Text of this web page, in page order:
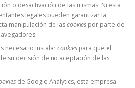
o desactivación de las mismas. Ni esta
legales pueden garantizar la
manipulación de lascookiespor parte de
necesario instalarcookiespara que el
su decisión de no aceptación de las
de Google Analytics, esta empresa